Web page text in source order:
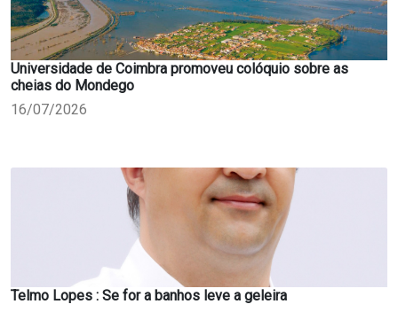
Universidade de Coimbra promoveu colóquio sobre as
cheias do Mondego
16/07/2026
Telmo Lopes : Se for a banhos leve a geleira